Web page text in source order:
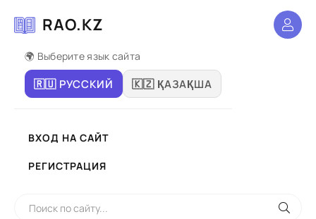
RAO.KZ
🌍 Выберите язык сайта
🇷🇺 РУССКИЙ 🇰🇿 ҚАЗАҚША
ВХОД НА САЙТ
РЕГИСТРАЦИЯ